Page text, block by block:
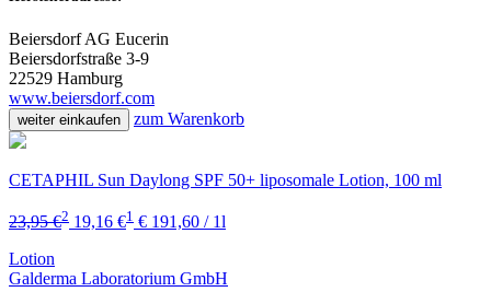
Beiersdorf AG Eucerin
Beiersdorfstraße 3-9
22529 Hamburg
www.beiersdorf.com
weiter einkaufen zum Warenkorb
CETAPHIL Sun Daylong SPF 50+ liposomale Lotion, 100 ml
23,95 €2 19,16 €1 € 191,60 / 1l
Lotion
Galderma Laboratorium GmbH